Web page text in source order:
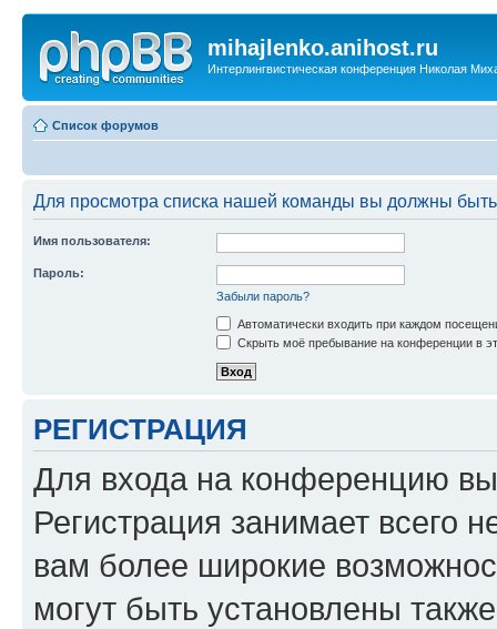
mihajlenko.anihost.ru
Интерлингвистическая конференция Николая
Список форумов
Для просмотра списка нашей команды вы должны
Имя пользователя:
Пароль:
Забыли пароль?
Автоматически входить при каждом
Скрыть моё пребывание на конференции в
РЕГИСТРАЦИЯ
Для входа на конференцию
Регистрация занимает всего
вам более широкие
могут быть установлены